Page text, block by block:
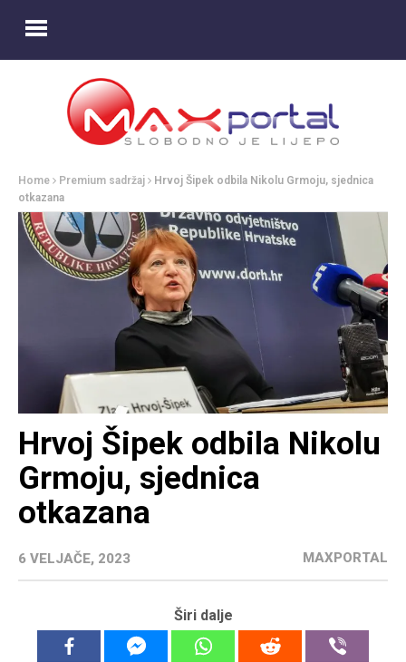
Home Premium sadržaj
Hrvoj Šipek odbila Nikolu Grmoju, sjednica
otkazana
Hrvoj Šipek odbila Nikolu
Grmoju, sjednica
otkazana
6 VELJAČE, 2023 MAXPORTAL
Širi dalje